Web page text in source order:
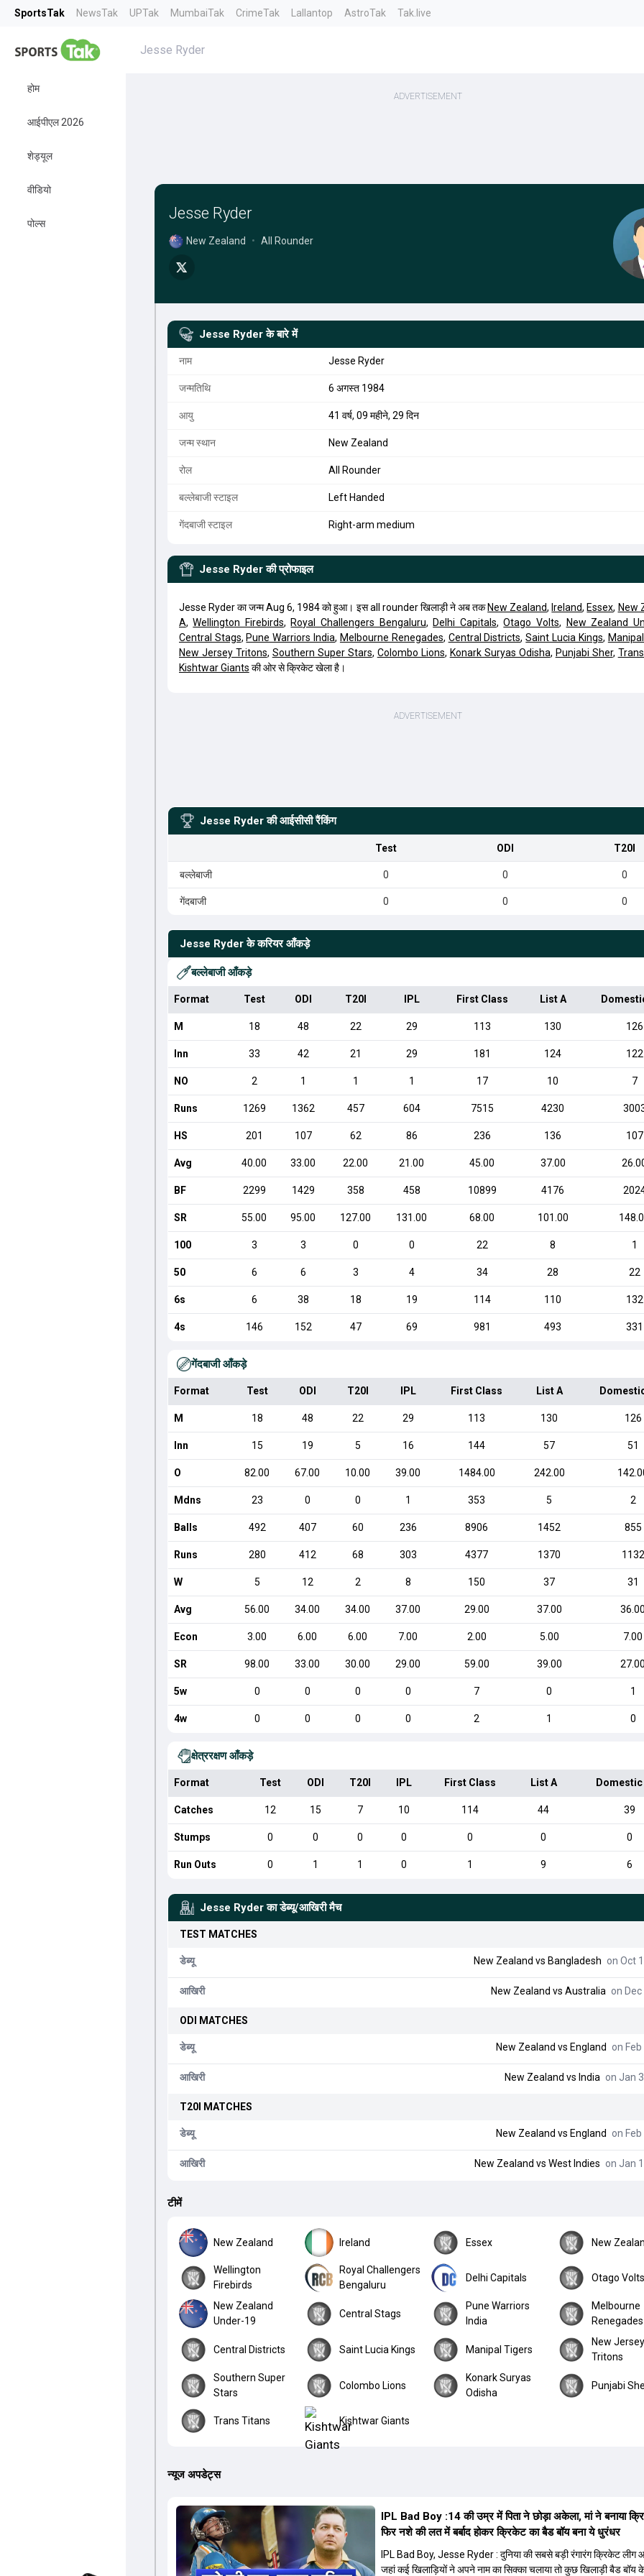
SportsTak NewsTak UPTak MumbaiTak CrimeTak Lallantop AstroTak Tak.live
होम
आईपीएल 2026
शेड्यूल
वीडियो
पोल्स
Jesse Ryder
Jesse Ryder
New Zealand • All Rounder
Jesse Ryder के बारे में
नाम Jesse Ryder
जन्मतिथि 6 अगस्त 1984
आयु 41 वर्ष, 09 महीने, 29 दिन
जन्म स्थान New Zealand
रोल All Rounder
बल्लेबाजी स्टाइल Left Handed
गेंदबाजी स्टाइल Right-arm medium
Jesse Ryder की प्रोफाइल
Jesse Ryder का जन्म Aug 6, 1984 को हुआ। इस all rounder खिलाड़ी ने अब तक New Zealand, Ireland, Essex, New
A,Wellington Firebirds, Royal Challengers Bengaluru, Delhi Capitals,Otago Volts, New Zealand
Central Stags, Pune Warriors India, Melbourne Renegades, Central Districts,Saint Lucia Kings,
New Jersey Tritons, Southern Super Stars, Colombo Lions, Konark Suryas Odisha, Punjabi Sher,
Kishtwar Giants की ओर से क्रिकेट खेला है।
Jesse Ryder की आईसीसी रैंकिंग
Test ODI T20I
बल्लेबाजी 0 0 0
गेंदबाजी 0 0 0
Jesse Ryder के करियर आँकड़े
बल्लेबाजी आँकड़े
Format Test ODI T20I IPL First Class List A
M 18 48 22 29 113 130 126
Inn 33 42 21 29 181 124 122
NO 2 1 1 1 17 10 7
Runs 1269 1362 457 604 7515 4230
HS 201 107 62 86 236 136 107
Avg 40.00 33.00 22.00 21.00 45.00 37.00
BF 2299 1429 358 458 10899 4176
SR 55.00 95.00 127.00 131.00 68.00 101.00
100 3 3 0 0 22 8 1
50 6 6 3 4 34 28 22
6s 6 38 18 19 114 110 132
4s 146 152 47 69 981 493 331
गेंदबाजी आँकड़े
Format Test ODI T20I IPL First Class List A
M 18 48 22 29 113 130 126
Inn 15 19 5 16 144 57 51
O 82.00 67.00 10.00 39.00 1484.00 242.00
Mdns 23 0 0 1 353 5 2
Balls 492 407 60 236 8906 1452 855
Runs 280 412 68 303 4377 1370 1132
W 5 12 2 8 150 37 31
Avg 56.00 34.00 34.00 37.00 29.00 37.00 36.00
Econ 3.00 6.00 6.00 7.00 2.00 5.00 7.00
SR 98.00 33.00 30.00 29.00 59.00 39.00 27.00
5w 0 0 0 0 7 0 1
4w 0 0 0 0 2 1 0
क्षेत्ररक्षण आँकड़े
Format Test ODI T20I IPL First Class List A
Catches 12 15 7 10 114 44 39
Stumps 0 0 0 0 0 0 0
Run Outs 0 1 1 0 1 9 6
Jesse Ryder का डेब्यू/आखिरी मैच
TEST MATCHES
डेब्यू New Zealand vs Bangladesh on Oct
आखिरी New Zealand vs Australia on Dec
ODI MATCHES
डेब्यू New Zealand vs England on
आखिरी New Zealand vs India on Jan
T20I MATCHES
डेब्यू New Zealand vs England on
आखिरी New Zealand vs West Indies on Jan
टीमें
New Zealand Ireland Essex New
Wellington
Firebirds
Royal Challengers
Bengaluru
Delhi Capitals Otago Volts
New Zealand
Under-19
Central Stags
Pune Warriors
India
Melbourne
Renegades
Central Districts Saint Lucia Kings Manipal Tigers
New Jersey
Tritons
Southern Super
Stars
Colombo Lions
Konark Suryas
Odisha
Punjabi
Trans Titans Kishtwar Giants
न्यूज अपडेट्स
IPL Bad Boy :14 की उम्र में पिता ने छोड़ा अकेला, मां ने बनाया
फिर नशे की लत में बर्बाद होकर क्रिकेट का बैड बॉय बना ये धुरंधर
IPL Bad Boy, Jesse Ryder : दुनिया की सबसे बड़ी रंगारंग क्रिकेट लीग
जहां कई खिलाड़ियों ने अपने नाम का सिक्का चलाया तो कुछ खिलाड़ी बैड बॉय के